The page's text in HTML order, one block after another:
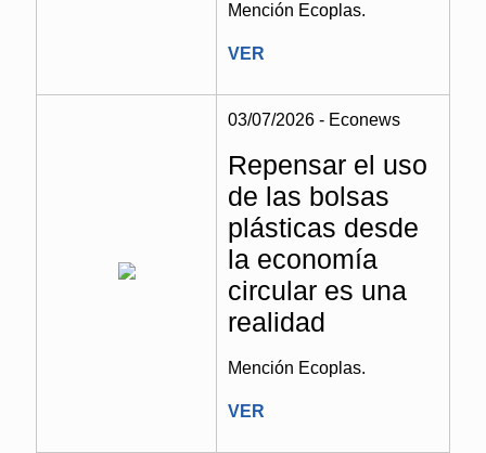
Mención Ecoplas.
VER
03/07/2026 - Econews
Repensar el uso
de las bolsas
plásticas desde
la economía
circular es una
realidad
Mención Ecoplas.
VER